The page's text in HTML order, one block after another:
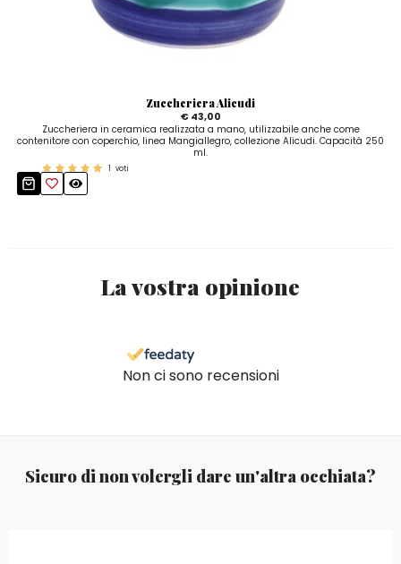
Zuccheriera Alicudi
€ 43,00
Zuccheriera in ceramica realizzata a mano, utilizzabile anche come
contenitore con coperchio, linea Mangiallegro, collezione Alicudi. Capacità 250
ml.
1 voti
La vostra opinione
Non ci sono recensioni
Sicuro di non volergli dare un'altra occhiata?